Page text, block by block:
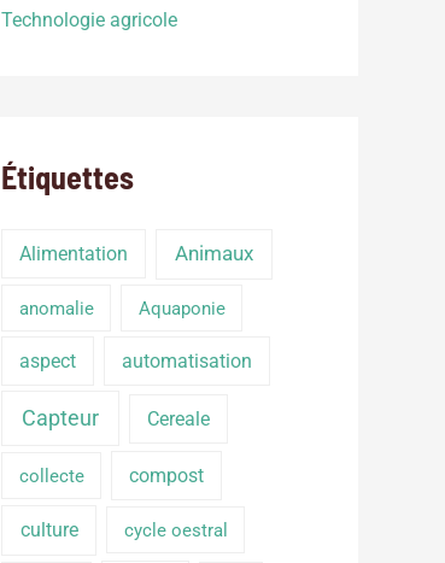
Technologie agricole
Étiquettes
Alimentation Animaux
anomalie Aquaponie
aspect automatisation
Capteur Cereale
collecte compost
culture cycle oestral